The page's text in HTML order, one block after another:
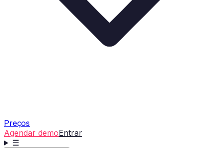
Preços
Agendar demoEntrar
☰